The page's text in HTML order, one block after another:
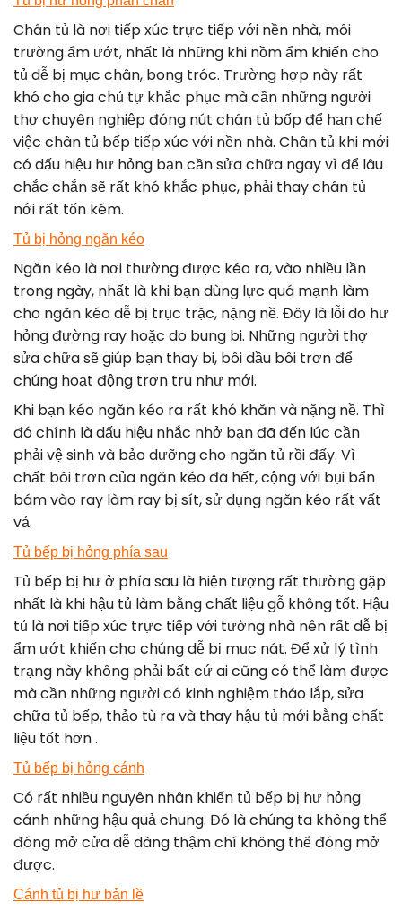
Chân tủ là nơi tiếp xúc trực tiếp với nền nhà, môi
trường ẩm ướt, nhất là những khi nồm ẩm khiến cho
tủ dễ bị mục chân, bong tróc. Trường hợp này rất
khó cho gia chủ tự khắc phục mà cần những người
thợ chuyên nghiệp đóng nút chân tủ bốp để hạn chế
việc chân tủ bếp tiếp xúc với nền nhà. Chân tủ khi mới
có dấu hiệu hư hỏng bạn cần sửa chữa ngay vì để lâu
chắc chắn sẽ rất khó khắc phục, phải thay chân tủ
nới rất tốn kém.
Tủ bị hỏng ngăn kéo
Ngăn kéo là nơi thường được kéo ra, vào nhiều lần
trong ngày, nhất là khi bạn dùng lực quá mạnh làm
cho ngăn kéo dễ bị trục trặc, nặng nề. Đây là lỗi do hư
hỏng đường ray hoặc do bung bi. Những người thợ
sửa chữa sẽ giúp bạn thay bi, bôi dầu bôi trơn để
chúng hoạt động trơn tru như mới.
Khi bạn kéo ngăn kéo ra rất khó khăn và nặng nề. Thì
đó chính là dấu hiệu nhắc nhở bạn đã đến lúc cần
phải vệ sinh và bảo dưỡng cho ngăn tủ rồi đấy. Vì
chất bôi trơn của ngăn kéo đã hết, cộng với bụi bẩn
bám vào ray làm ray bị sít, sử dụng ngăn kéo rất vất
vả.
Tủ bếp bị hỏng phía sau
Tủ bếp bị hư ở phía sau là hiện tượng rất thường gặp
nhất là khi hậu tủ làm bằng chất liệu gỗ không tốt. Hậu
tủ là nơi tiếp xúc trực tiếp với tường nhà nên rất dễ bị
ẩm ướt khiến cho chúng dễ bị mục nát. Để xử lý tình
trạng này không phải bất cứ ai cũng có thể làm được
mà cần những người có kinh nghiệm tháo lắp, sửa
chữa tủ bếp, thảo tù ra và thay hậu tủ mới bằng chất
liệu tốt hơn .
Tủ bếp bị hỏng cánh
Có rất nhiều nguyên nhân khiến tủ bếp bị hư hỏng
cánh những hậu quả chung. Đó là chúng ta không thể
đóng mở cửa dễ dàng thậm chí không thể đóng mở
được.
Cánh tủ bị hư bản lề